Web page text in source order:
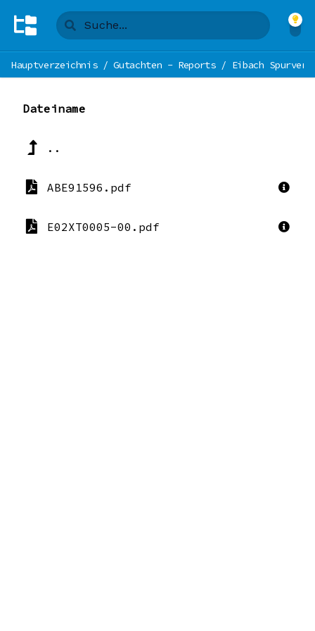
Hauptverzeichnis/Gutachten - Reports/ Eibach
Dateiname
..
ABE91596.pdf
E02XT0005-00.pdf